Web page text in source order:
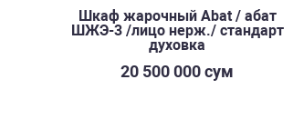
Шкаф жарочный Abat / абат
ШЖЭ-3 /лицо нерж./ стандарт
духовка
20 500 000 сум